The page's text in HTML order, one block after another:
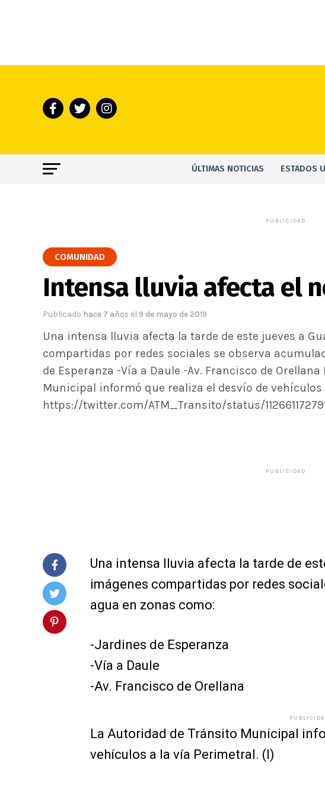
ÚLTIMAS NOTICIAS ESTADOS
PUBLICIDAD
COMUNIDAD
Intensa lluvia afecta el
Publicado hace 7 años el 9 de mayo de 2019
Una intensa lluvia afecta la tarde de este jueves a
compartidas por redes sociales se observa
de Esperanza -Vía a Daule -Av. Francisco de
Municipal informó que realiza el desvío de
https://twitter.com/ATM_Transito/status/
PUBLICIDAD
Una intensa lluvia afecta la tarde de
imágenes compartidas por redes
agua en zonas como:
-Jardines de Esperanza
-Vía a Daule
-Av. Francisco de Orellana
La Autoridad de Tránsito Municipal
vehículos a la vía Perimetral. (I)